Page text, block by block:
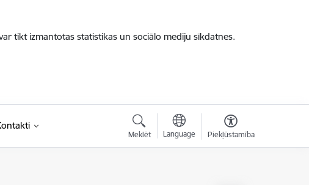
tikt izmantotas statistikas un sociālo mediju sīkdatnes.
Meklēt Language Piekļūstamība